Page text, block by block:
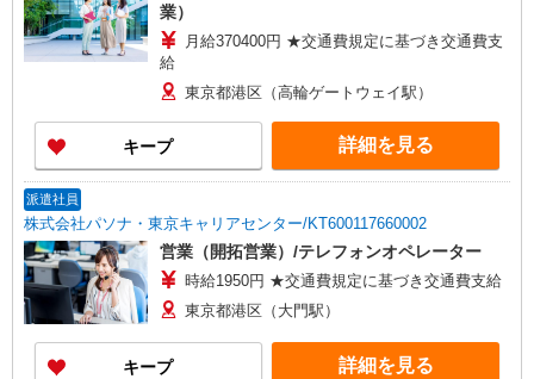
業）
月給370400円 ★交通費規定に基づき交通費支
給
東京都港区（高輪ゲートウェイ駅）
キープ 詳細を見る
派遣社員
株式会社パソナ・東京キャリアセンター/KT600117660002
営業（開拓営業）/テレフォンオペレーター
時給1950円 ★交通費規定に基づき交通費支給
東京都港区（大門駅）
キープ 詳細を見る